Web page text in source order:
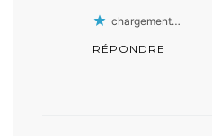
chargement…
RÉPONDRE